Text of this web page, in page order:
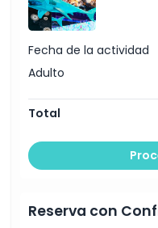
Cómo Canjear
Política de Cancelación
Fecha de la actividad
Adulto
Total
Reserva con